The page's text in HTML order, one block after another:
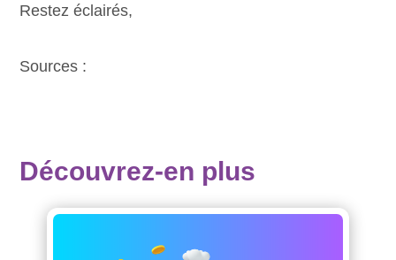
Restez éclairés,
Sources :
Découvrez-en plus